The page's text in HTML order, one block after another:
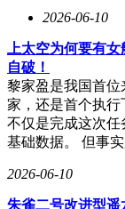
2026-06-10
上太空为何要有
自破！
黎家盈是我国首
家，还是首个执行
不仅是完成这次
基础数据。 但事
2026-06-10
朱雀二号改进型